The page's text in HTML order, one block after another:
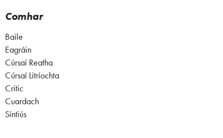
Comhar
Baile
Eagráin
Cúrsaí Reatha
Cúrsaí Litríochta
Critic
Cuardach
Síntiús